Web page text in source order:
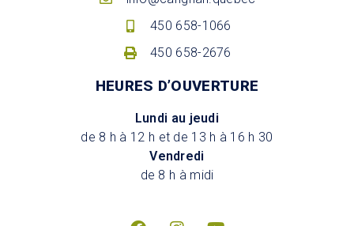
450 658-1066
450 658-2676
HEURES D’OUVERTURE
Lundi au jeudi
de 8 h à 12 h et de 13 h à 16 h 30
Vendredi
de 8 h à midi